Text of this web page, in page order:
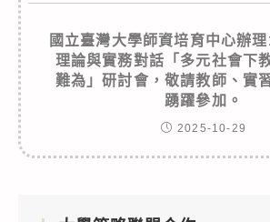
國立臺灣大學師資培育中心辦
理論與實務對話「多元社會下
難為」研討會，敬請教師、實
踴躍參加。
2025-10-29